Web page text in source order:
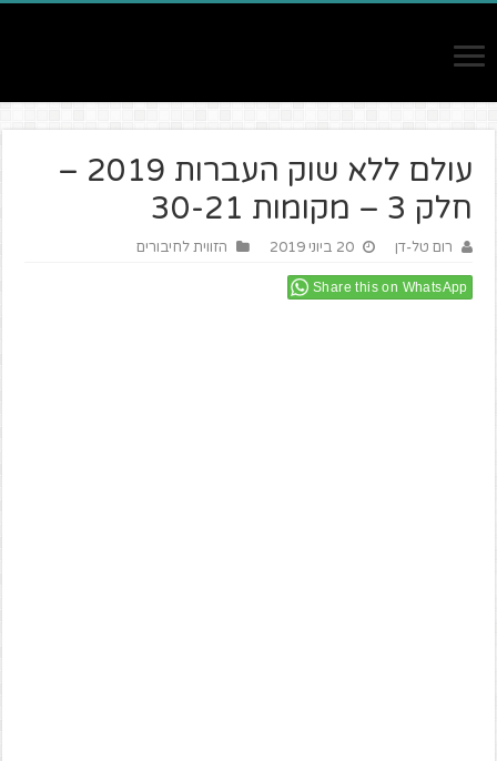
עולם ללא שוק העברות 2019 –
חלק 3 – מקומות 30-21
רום טל-דן 20 ביוני 2019 הזווית לחיבורים
Share this on WhatsApp